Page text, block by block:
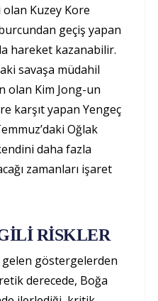
olan Kuzey Kore
geçiş yapan
hareket kazanabilir.
savaşa müdahil
olan Kim Jong-un
karşıt yapan Yengeç
Oğlak
daha fazla
zamanları işaret
RİSKLER
göstergelerden
derecede, Boğa